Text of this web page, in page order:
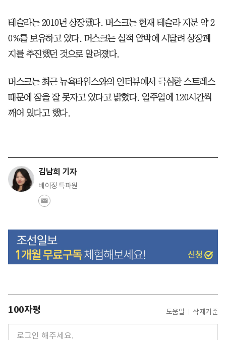
테슬라는 2010년 상장했다. 머스크는 현재 테슬라 지분 약 2
0%를 보유하고 있다. 머스크는 실적 압박에 시달려 상장폐
지를 추진했던 것으로 알려졌다.
머스크는 최근 뉴욕타임스와의 인터뷰에서 극심한 스트레스
때문에 잠을 잘 못자고 있다고 밝혔다. 일주일에 120시간씩
깨어 있다고 했다.
김남희 기자
베이징 특파원
100자평 도움말 삭제기준